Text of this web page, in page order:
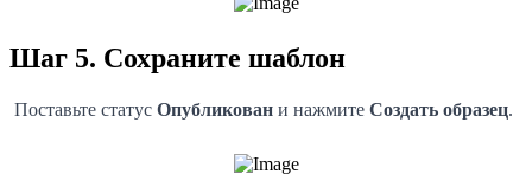
Шаг 5. Сохраните шаблон
Поставьте статус Опубликован и нажмите Создать образец.